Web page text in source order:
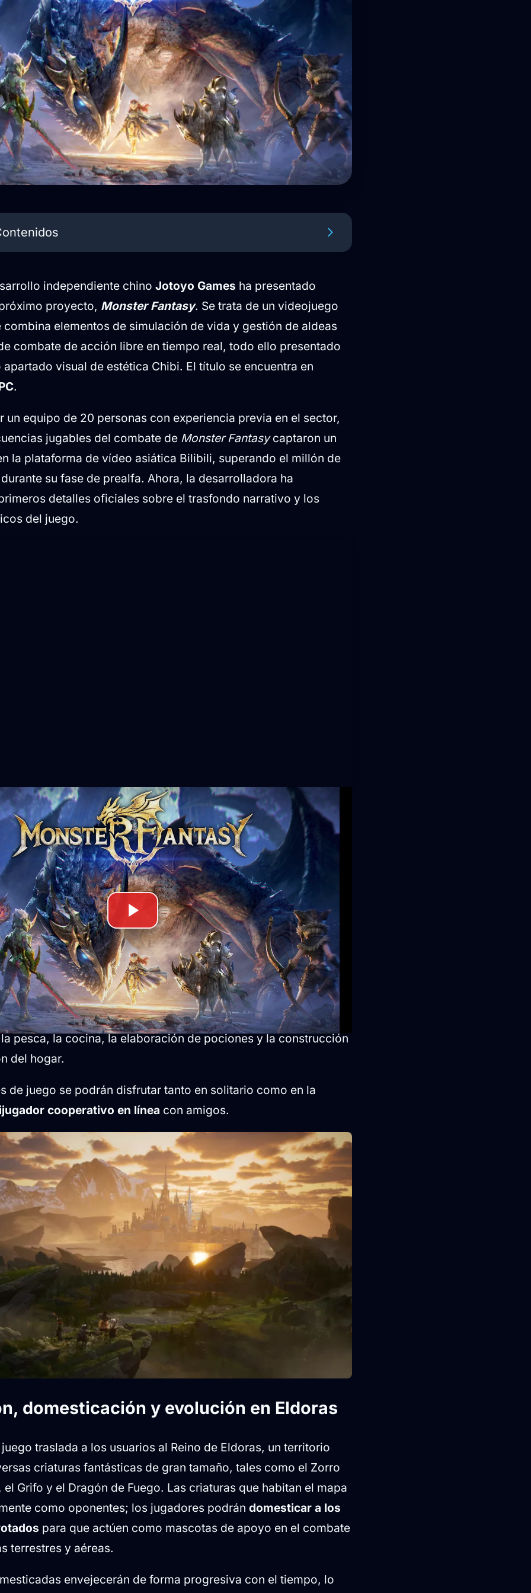
y evolución en Eldoras
y uso libre de armas
Kickstarter
independiente chino Jotoyo Games ha presentado
proyecto, Monster Fantasy. Se trata de un videojuego
combina elementos de simulación de vida y gestión de aldeas
combate de acción libre en tiempo real, todo ello presentado
visual de estética Chibi. El título se encuentra en
.
un equipo de 20 personas con experiencia previa en el sector,
jugables del combate de Monster Fantasycaptaron un
la plataforma de vídeo asiática Bilibili, superando el millón de
su fase de prealfa. Ahora, la desarrolladora ha
detalles oficiales sobre el trasfondo narrativo y los
del juego.
construcción: Progresión con total
deMonster Fantasyes la división de la experiencia de
de progresión independientes entre sí: el combate activo y
Los jugadores podrán avanzar en la historia principal
aspecto enfocarse, permitiendo:
Dedicarse por completo a la cacería de monstruos en
y expediciones de combate.
(Cozy):Centrarse en la recolección de materiales, la
pesca, la cocina, la elaboración de pociones y la construcción
del hogar.
de juego se podrán disfrutar tanto en solitario como en la
cooperativo en línea con amigos.
domesticación y evolución en Eldoras
traslada a los usuarios al Reino de Eldoras, un territorio
criaturas fantásticas de gran tamaño, tales como el Zorro
el Grifo y el Dragón de Fuego. Las criaturas que habitan el mapa
como oponentes; los jugadores podrán domesticar a los
para que actúen como mascotas de apoyo en el combate
terrestres y aéreas.
envejecerán de forma progresiva con el tiempo, lo